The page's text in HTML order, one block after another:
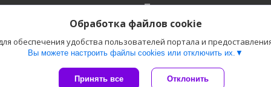
Полезное
Каталог
Отзывы
Сайт создан на платформе Deal.by
Обработка файлов cookie
обеспечения удобства пользователей портала и
Вы можете настроить файлы cookies или отключить их.
Принять все Отклонить